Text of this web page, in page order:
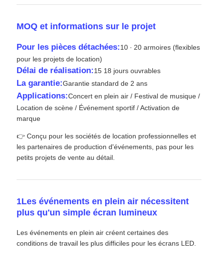
Produits
Vidéos
Spectacle de réalité virtuelle
À propos de nous
Visite de l'usine
Nous contacter
Nouvelles
MOQ et informations sur le projet
Pour les pièces détachées:10 ∙ 20 armoires (flexibles
pour les projets de location)
Délai de réalisation:15 18 jours ouvrables
La garantie:Garantie standard de 2 ans
Applications:Concert en plein air / Festival de musique /
Location de scène / Événement sportif / Activation de
marque
👉 Conçu pour les sociétés de location professionnelles et
les partenaires de production d'événements, pas pour les
petits projets de vente au détail.
1Les événements en plein air nécessitent
plus qu'un simple écran lumineux
Les événements en plein air créent certaines des
conditions de travail les plus difficiles pour les écrans LED.